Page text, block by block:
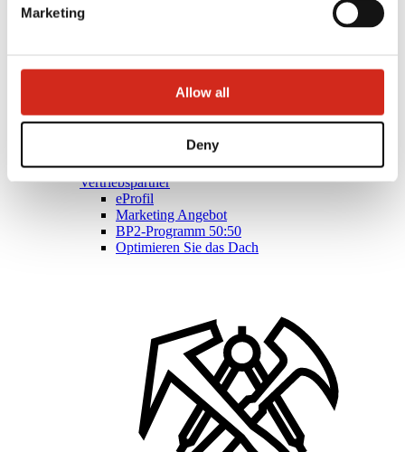
Marketing
Allow all
Deny
Vertriebspartner
eProfil
Marketing Angebot
BP2-Programm 50:50
Optimieren Sie das Dach